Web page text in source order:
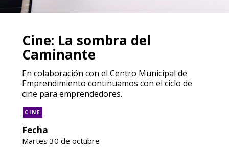
Cine: La sombra del
Caminante
En colaboración con el Centro Municipal de
Emprendimiento continuamos con el ciclo de
cine para emprendedores.
CINE
Fecha
Martes 30 de octubre